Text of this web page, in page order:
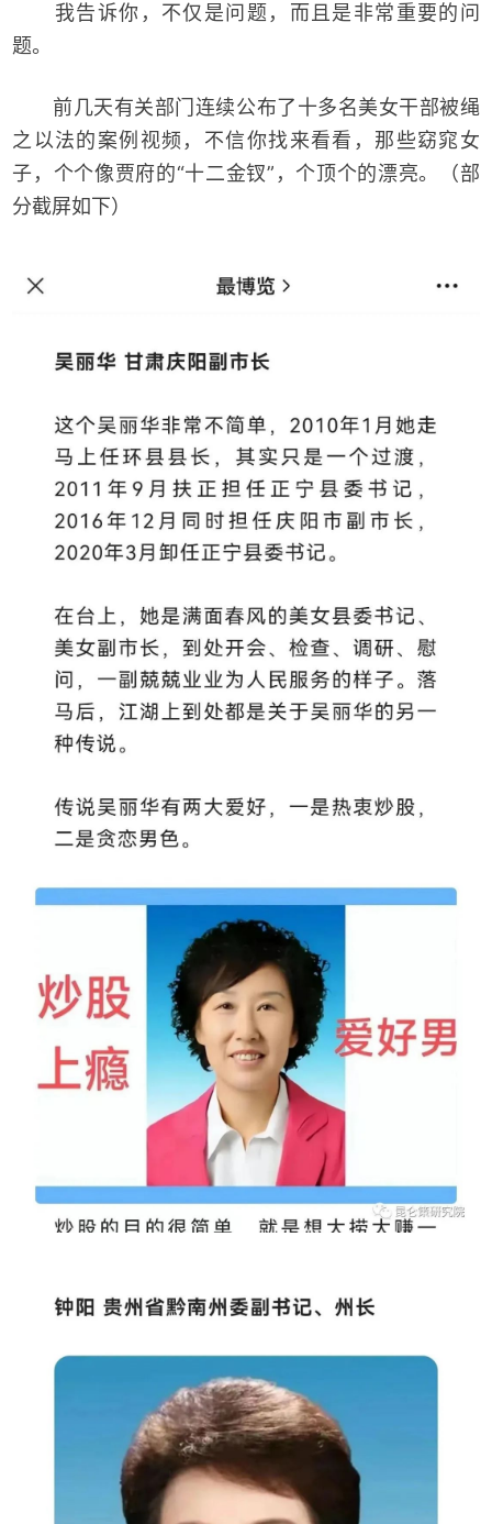
我告诉你，不仅是问题，而且是非常重要的问
题。
前几天有关部门连续公布了十多名美女干部被绳
之以法的案例视频，不信你找来看看，那些窈窕女
子，个个像贾府的“十二金钗”，个顶个的漂亮。（部
分截屏如下）